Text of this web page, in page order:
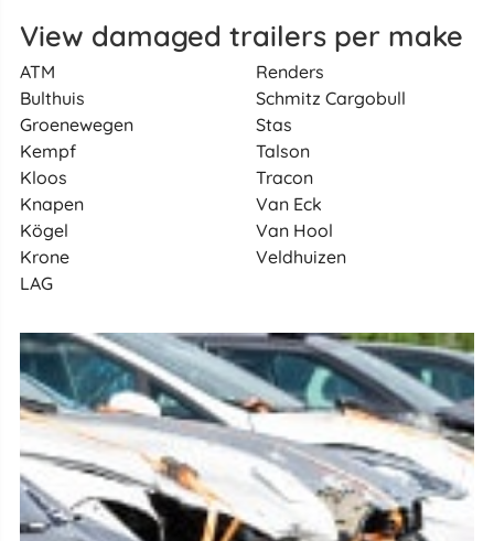
View damaged trailers per make
ATM
Bulthuis
Groenewegen
Kempf
Kloos
Knapen
Kögel
Krone
LAG
Renders
Schmitz Cargobull
Stas
Talson
Tracon
Van Eck
Van Hool
Veldhuizen